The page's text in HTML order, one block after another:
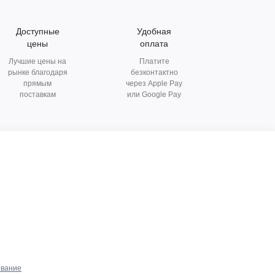
Доступные
цены
Лучшие цены на
рынке благодаря
прямым
поставкам
Удобная
оплата
Платите
безконтактно
через Apple Pay
или Google Pay